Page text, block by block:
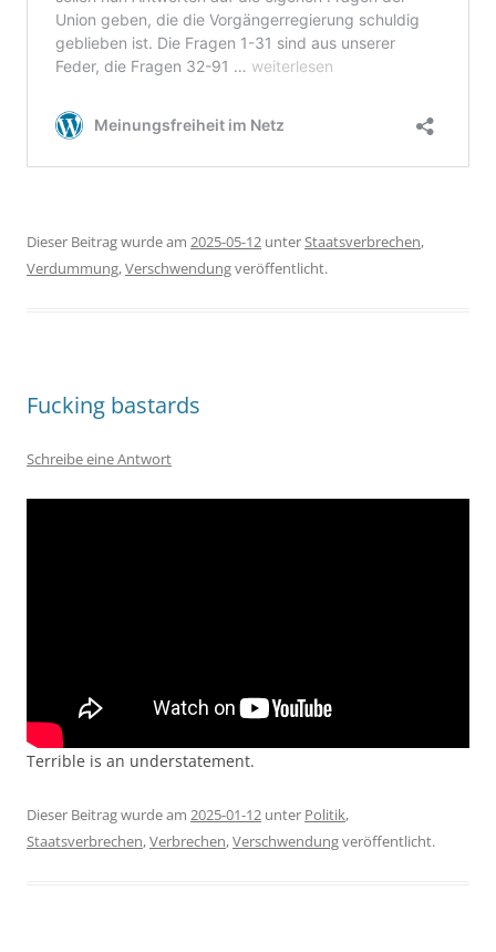
Dieser Beitrag wurde am 2025-05-12 unterStaatsverbrechen,
Verdummung,Verschwendungveröffentlicht.
Fucking bastards
Schreibe eine Antwort
Terrible is an understatement.
Dieser Beitrag wurde am 2025-01-12 unter Politik,
Staatsverbrechen,Verbrechen,Verschwendungveröffentlicht.